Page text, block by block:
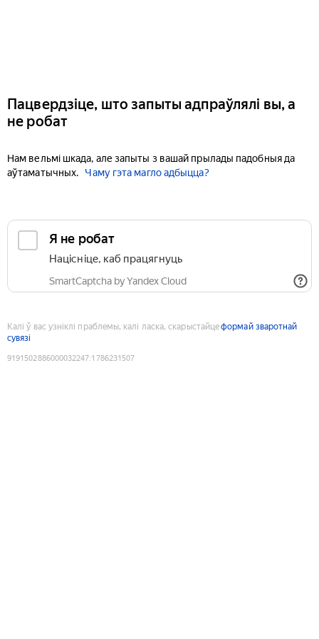
Пацвердзіце, што запыты адпраўлялі вы, а
не робат
Нам вельмі шкада, але запыты з вашай прылады падобныя да
аўтаматычных.
Чаму гэта магло адбыцца?
Я не робат
Націсніце, каб працягнуць
SmartCaptcha by Yandex Cloud
Калі ў вас узніклі праблемы, калі ласка, скарыстайцеформай зваротнай
сувязі
9191502886000032247:1786231507